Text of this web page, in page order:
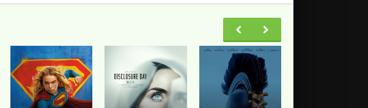
Семейный
Триллер
Ужасы
Фантастика
Приключения
Триллеры
Ужасы
Фантастика
Драма
Романтика
Комедия
Ужасы
Триллеры
Боевик